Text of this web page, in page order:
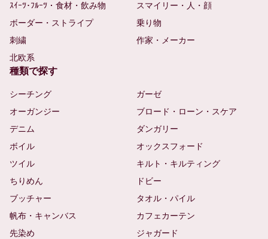
ｽｲｰﾂ･ﾌﾙｰﾂ・食材・飲み物
スマイリー・人・顔
ボーダー・ストライプ
乗り物
刺繍
作家・メーカー
北欧系
種類で探す
シーチング
ガーゼ
オーガンジー
ブロード・ローン・スケア
デニム
ダンガリー
ボイル
オックスフォード
ツイル
キルト・キルティング
ちりめん
ドビー
ブッチャー
タオル・パイル
帆布・キャンバス
カフェカーテン
先染め
ジャガード